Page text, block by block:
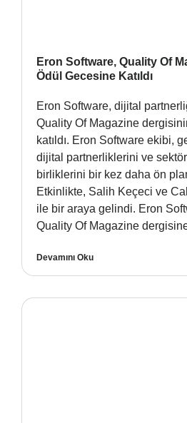
Eron Software, Quality Of
Ödül Gecesine Katıldı
Eron Software, dijital
Quality Of Magazine
katıldı. Eron Software ekibi,
dijital partnerliklerini ve
birliklerini bir kez daha ön
Etkinlikte, Salih Keçeci ve
ile bir araya gelindi. Eron
Quality Of Magazine
Devamını Oku